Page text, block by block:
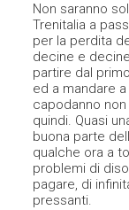
Non saranno
Trenitalia a
per la perdita
decine e
partire dal
ed a mandare
capodanno
quindi. Quasi
buona parte
qualche ora a
problemi di
pagare, di
pressanti.